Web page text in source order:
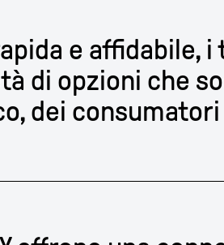
e affidabile,
di opzioni che
dei consumatori